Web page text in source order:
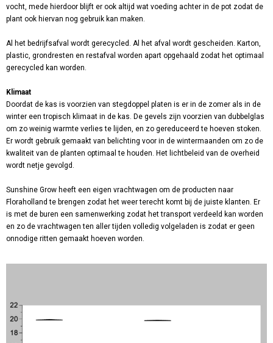
vocht, mede hierdoor blijft er ook altijd wat voeding achter in de pot zodat de
plant ook hiervan nog gebruik kan maken.
Al het bedrijfsafval wordt gerecycled. Al het afval wordt gescheiden. Karton,
plastic, grondresten en restafval worden apart opgehaald zodat het optimaal
gerecycled kan worden.
Klimaat
Doordat de kas is voorzien van stegdoppel platen is er in de zomer als in de
winter een tropisch klimaat in de kas. De gevels zijn voorzien van dubbelglas
om zo weinig warmte verlies te lijden, en zo gereduceerd te hoeven stoken.
Er wordt gebruik gemaakt van belichting voor in de wintermaanden om zo de
kwaliteit van de planten optimaal te houden. Het lichtbeleid van de overheid
wordt netje gevolgd.
Sunshine Grow heeft een eigen vrachtwagen om de producten naar
Floraholland te brengen zodat het weer terecht komt bij de juiste klanten. Er
is met de buren een samenwerking zodat het transport verdeeld kan worden
en zo de vrachtwagen ten aller tijden volledig volgeladen is zodat er geen
onnodige ritten gemaakt hoeven worden.